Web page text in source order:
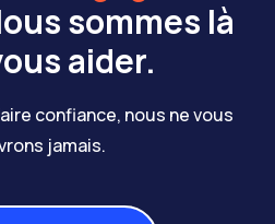
sommes là
aider.
confiance, nous ne vous
jamais.